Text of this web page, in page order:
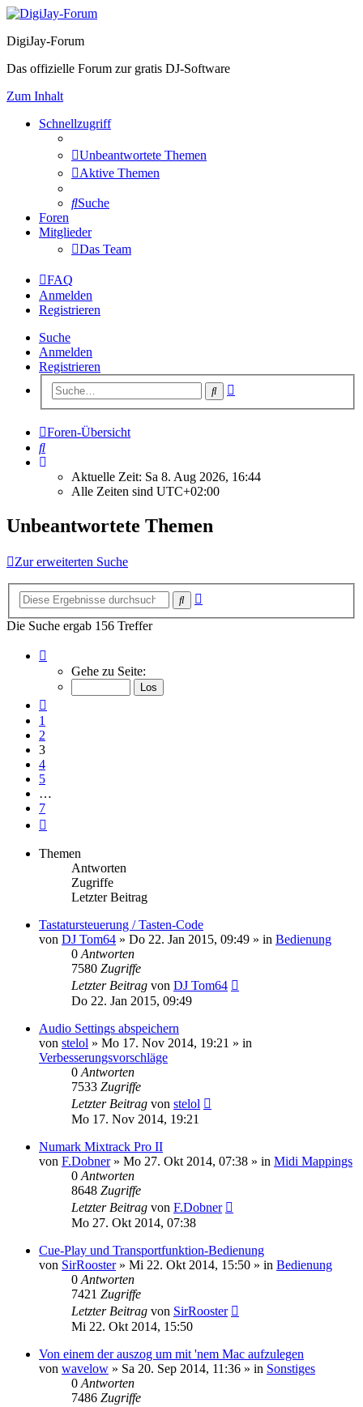
DigiJay-Forum
Das offizielle Forum zur gratis DJ-Software
Zum Inhalt
Schnellzugriff
Unbeantwortete Themen
Aktive Themen
Suche
Foren
Mitglieder
Das Team
FAQ
Anmelden
Registrieren
Suche
Anmelden
Registrieren
Suche
Foren-Übersicht
Suche
Aktuelle Zeit: Sa 8. Aug 2026, 16:44
Alle Zeiten sind UTC+02:00
Unbeantwortete Themen
Zur erweiterten Suche
Suche
Die Suche ergab 156 Treffer
von
Gehe zu Seite:
1
2
3
4
5
…
7
Themen
Antworten
Zugriffe
Letzter Beitrag
Tastatursteuerung / Tasten-Code
von DJ Tom64 » Do 22. Jan 2015, 09:49 » in Bedienung
0 Antworten
7580 Zugriffe
Letzter Beitrag von DJ Tom64
Do 22. Jan 2015, 09:49
Audio Settings abspeichern
von stelol » Mo 17. Nov 2014, 19:21 » in
Verbesserungsvorschläge
0 Antworten
7533 Zugriffe
Letzter Beitrag von stelol
Mo 17. Nov 2014, 19:21
Numark Mixtrack Pro II
von F.Dobner» Mo 27. Okt 2014, 07:38 » in Midi Mappings
0 Antworten
8648 Zugriffe
Letzter Beitrag von F.Dobner
Mo 27. Okt 2014, 07:38
Cue-Play und Transportfunktion-Bedienung
von SirRooster» Mi 22. Okt 2014, 15:50 » in Bedienung
0 Antworten
7421 Zugriffe
Letzter Beitrag von SirRooster
Mi 22. Okt 2014, 15:50
Von einem der auszog um mit 'nem Mac aufzulegen
von wavelow » Sa 20. Sep 2014, 11:36 » in Sonstiges
0 Antworten
7486 Zugriffe